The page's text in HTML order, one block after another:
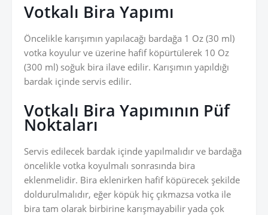
Votkalı Bira Yapımı
Öncelikle karışımın yapılacağı bardağa 1 Oz (30 ml)
votka koyulur ve üzerine hafif köpürtülerek 10 Oz
(300 ml) soğuk bira ilave edilir. Karışımın yapıldığı
bardak içinde servis edilir.
Votkalı Bira Yapımının Püf
Noktaları
Servis edilecek bardak içinde yapılmalıdır ve bardağa
öncelikle votka koyulmalı sonrasında bira
eklenmelidir. Bira eklenirken hafif köpürecek şekilde
doldurulmalıdır, eğer köpük hiç çıkmazsa votka ile
bira tam olarak birbirine karışmayabilir yada çok